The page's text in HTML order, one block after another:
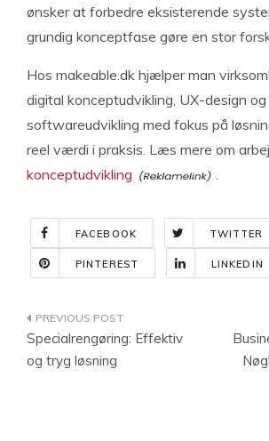
ønsker at forbedre eksisterende
grundig konceptfase gøre en stor
Hos makeable.dk hjælper man
digital konceptudvikling, UX-design og
softwareudvikling med fokus på
reel værdi i praksis. Læs mere om
konceptudvikling
.
FACEBOOK TWITTER
PINTEREST LINKEDIN
Indlægsnavigation
Specialrengøring: Effektiv
og tryg løsning